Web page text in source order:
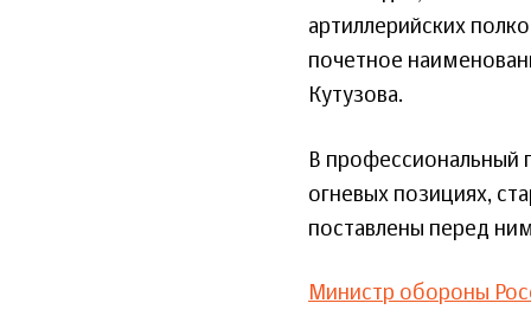
артиллерийских
почетное
Кутузова.
В профессиональный
огневых позициях,
поставлены перед
Министр обороны